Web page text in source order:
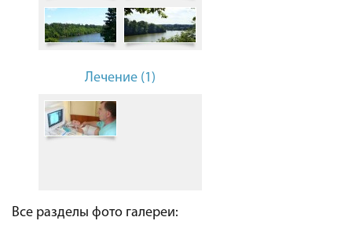
Лечение (1)
Все разделы фото галереи: